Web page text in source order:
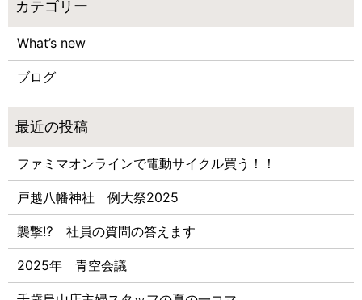
What’s new
ブログ
ファミマオンラインで電動サイクル買う！！
戸越八幡神社 例大祭2025
襲撃⁉ 社員の質問の答えます
2025年 青空会議